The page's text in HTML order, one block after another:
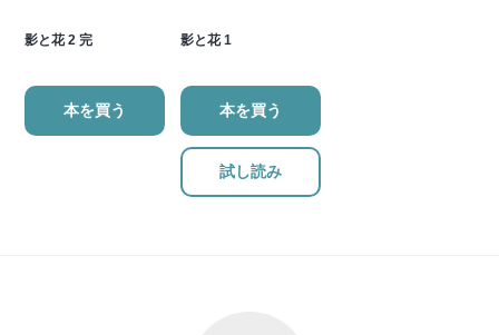
影と花 2 完
本を買う
影と花 1
本を買う
試し読み